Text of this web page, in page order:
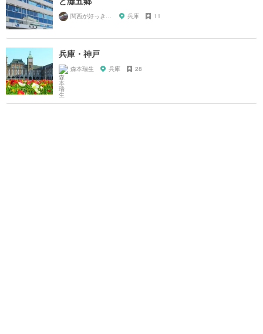
関西が好っきゃねん 兵庫 11
兵庫・神戸
森本瑞生 兵庫 28